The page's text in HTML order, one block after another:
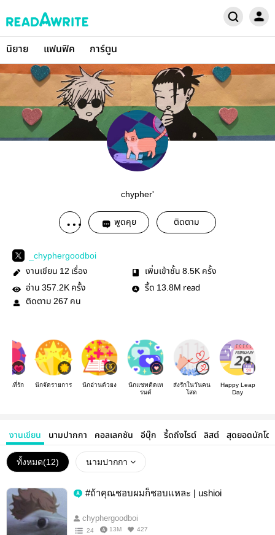
นิยาย แฟนฟิค การ์ตูน
chypher'
พูดคุย ติดตาม
_chyphergoodboi
งานเขียน 12 เรื่อง เพิ่มเข้าชั้น 8.5K ครั้ง
อ่าน 357.2K ครั้ง รี้ด 13.8M read
ติดตาม 267 คน
ขียนที่รัก นักจัดรายการ นักอ่านตัวยง
นักแชทติดเท
รนด์
ส่งรักในวันคน
โสด
Happy Leap
Day
งานเขียน นามปากกา คอลเลคชัน อีบุ๊ก รี้ดถึงไรต์ ลิสต์ สุดยอดนักโด
ทั้งหมด(12) นามปากกา
#ถ้าคุณชอบผมก็ชอบแหละ | ushioi
chyphergoodboi
24 13M 427